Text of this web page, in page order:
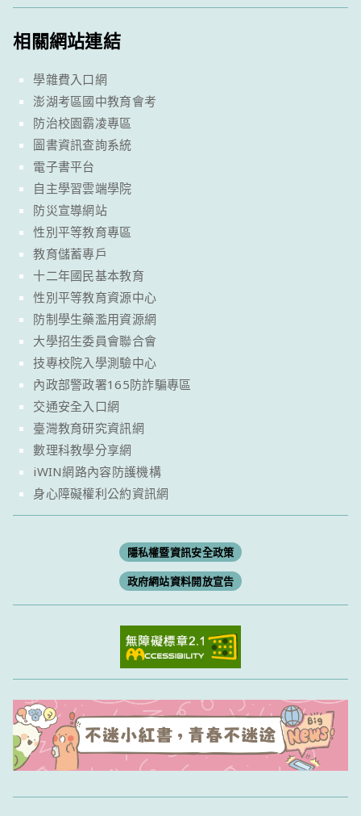
相關網站連結
學雜費入口網
澎湖考區國中教育會考
防治校園霸凌專區
圖書資訊查詢系統
電子書平台
自主學習雲端學院
防災宣導網站
性別平等教育專區
教育儲蓄專戶
十二年國民基本教育
性別平等教育資源中心
防制學生藥濫用資源網
大學招生委員會聯合會
技專校院入學測驗中心
內政部警政署165防詐騙專區
交通安全入口網
臺灣教育研究資訊網
數理科教學分享網
iWIN網路內容防護機構
身心障礙權利公約資訊網
隱私權暨資訊安全政策
政府網站資料開放宣告